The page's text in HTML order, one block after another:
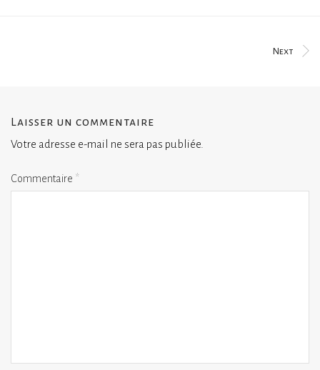
Next
Laisser un commentaire
Votre adresse e-mail ne sera pas publiée.
Commentaire *